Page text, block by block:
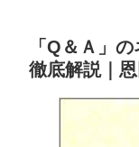
「Q＆Ａ」
徹底解説｜